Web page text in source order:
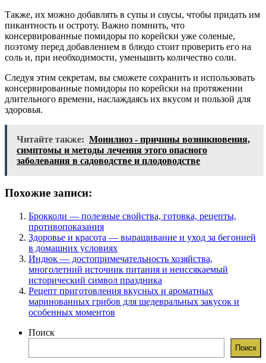
Также, их можно добавлять в супы и соусы, чтобы придать им
пикантность и остроту. Важно помнить, что
консервированные помидоры по корейски уже соленые,
поэтому перед добавлением в блюдо стоит проверить его на
соль и, при необходимости, уменьшить количество соли.
Следуя этим секретам, вы сможете сохранить и использовать
консервированные помидоры по корейски на протяжении
длительного времени, наслаждаясь их вкусом и пользой для
здоровья.
Читайте также: Монилиоз - причины возникновения,
симптомы и методы лечения этого опасного
заболевания в садоводстве и плодоводстве
Похожие записи:
Брокколи — полезные свойства, готовка, рецепты,
противопоказания
Здоровье и красота — выращивание и уход за бегонией
в домашних условиях
Индюк — достопримечательность хозяйства,
многолетний источник питания и неиссякаемый
исторический символ праздника
Рецепт приготовления вкусных и ароматных
маринованных грибов для шедевральных закусок и
особенных моментов
Поиск
Поиск